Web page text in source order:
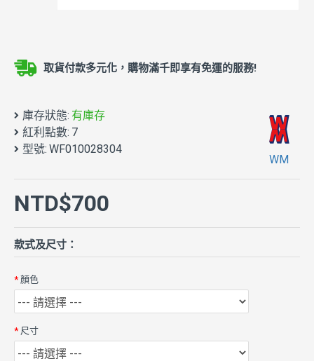
取貨付款多元化，購物滿千即享有免運的服務!
庫存狀態: 有庫存
紅利點數: 7
型號: WF010028304
WM
NTD$700
款式及尺寸：
顏色
尺寸